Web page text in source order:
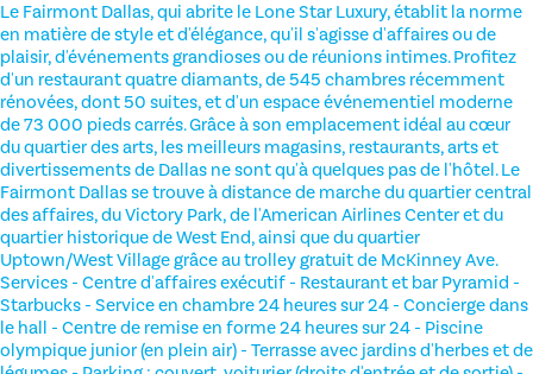
Le Fairmont Dallas, qui abrite le Lone Star Luxury, établit la norme
en matière de style et d'élégance, qu'il s'agisse d'affaires ou de
plaisir, d'événements grandioses ou de réunions intimes. Profitez
d'un restaurant quatre diamants, de 545 chambres récemment
rénovées, dont 50 suites, et d'un espace événementiel moderne
de 73 000 pieds carrés. Grâce à son emplacement idéal au cœur
du quartier des arts, les meilleurs magasins, restaurants, arts et
divertissements de Dallas ne sont qu'à quelques pas de l'hôtel. Le
Fairmont Dallas se trouve à distance de marche du quartier central
des affaires, du Victory Park, de l'American Airlines Center et du
quartier historique de West End, ainsi que du quartier
Uptown/West Village grâce au trolley gratuit de McKinney Ave.
Services - Centre d'affaires exécutif - Restaurant et bar Pyramid -
Starbucks - Service en chambre 24 heures sur 24 - Concierge dans
le hall - Centre de remise en forme 24 heures sur 24 - Piscine
olympique junior (en plein air) - Terrasse avec jardins d'herbes et de